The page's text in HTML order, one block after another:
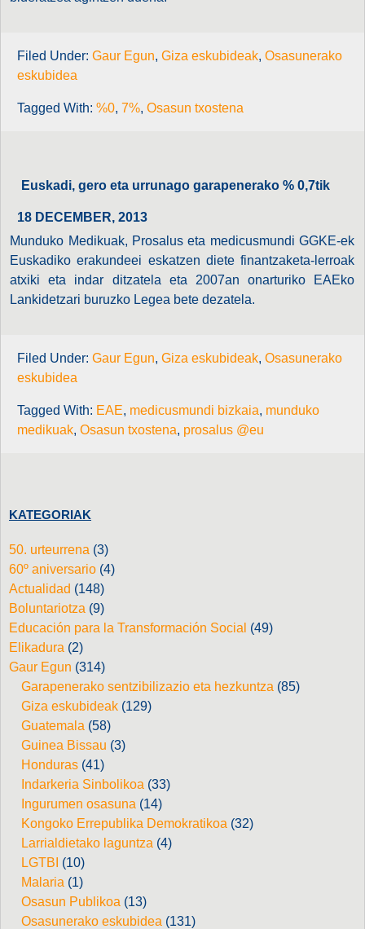
Filed Under: Gaur Egun, Giza eskubideak, Osasunerako
eskubidea
Tagged With: %0, 7%, Osasun txostena
Euskadi, gero eta urrunago garapenerako % 0,7tik
18 DECEMBER, 2013
Munduko Medikuak, Prosalus eta medicusmundi GGKE-ek
Euskadiko erakundeei eskatzen diete finantzaketa-lerroak
atxiki eta indar ditzatela eta 2007an onarturiko EAEko
Lankidetzari buruzko Legea bete dezatela.
Filed Under: Gaur Egun, Giza eskubideak, Osasunerako
eskubidea
Tagged With: EAE, medicusmundi bizkaia, munduko
medikuak, Osasun txostena, prosalus @eu
KATEGORIAK
50. urteurrena (3)
60º aniversario (4)
Actualidad (148)
Boluntariotza (9)
Educación para la Transformación Social (49)
Elikadura (2)
Gaur Egun (314)
Garapenerako sentzibilizazio eta hezkuntza (85)
Giza eskubideak (129)
Guatemala (58)
Guinea Bissau (3)
Honduras (41)
Indarkeria Sinbolikoa (33)
Ingurumen osasuna (14)
Kongoko Errepublika Demokratikoa (32)
Larrialdietako laguntza (4)
LGTBI (10)
Malaria (1)
Osasun Publikoa (13)
Osasunerako eskubidea (131)